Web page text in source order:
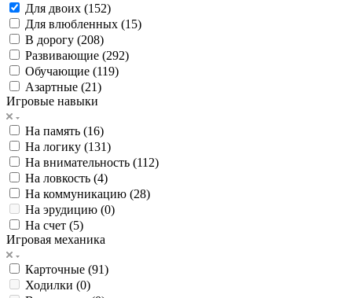
Для двоих (152)
Для влюбленных (15)
В дорогу (208)
Развивающие (292)
Обучающие (119)
Азартные (21)
Игровые навыки
На память (16)
На логику (131)
На внимательность (112)
На ловкость (4)
На коммуникацию (28)
На эрудицию (0)
На счет (5)
Игровая механика
Карточные (91)
Ходилки (0)